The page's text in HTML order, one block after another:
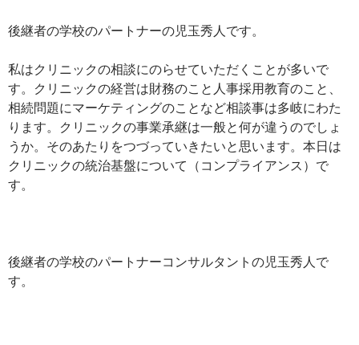
後継者の学校のパートナーの児玉秀人です。
私はクリニックの相談にのらせていただくことが多いで
す。クリニックの経営は財務のこと人事採用教育のこと、
相続問題にマーケティングのことなど相談事は多岐にわた
ります。クリニックの事業承継は一般と何が違うのでしょ
うか。そのあたりをつづっていきたいと思います。本日は
クリニックの統治基盤について（コンプライアンス）で
す。
後継者の学校のパートナーコンサルタントの児玉秀人で
す。